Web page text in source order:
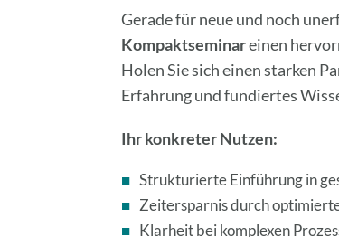
Gerade für neue und noch
Kompaktseminareinen
Holen Sie sich einen starken
Erfahrung und fundiertes
Ihr konkreter Nutzen:
Strukturierte Einführung in
Zeitersparnis durch
Klarheit bei komplexen